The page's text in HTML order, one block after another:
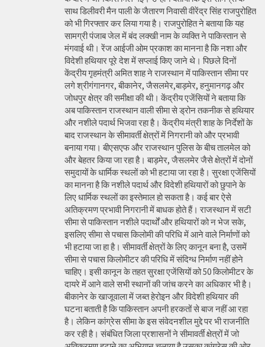
साथ डिलीवरी मैन पाली के जैतारण निवासी वीरेंद्र सिंह राजपुरोहित
को भी गिरफ्तार कर लिया गया है। राजपुरोहित ने बताया कि यह
सामग्री पंजाब जेल में बंद लक्खी नाम के व्यक्ति ने पाकिस्तान से
मंगवाई थी। रेंज आईजी ओम प्रकाश का मानना है कि नशा और
विदेशी हथियार पूरे देश में सप्लाई किए जाने थे। पिछले दिनों
केंद्रीय गृहमंत्री अमित शाह ने राजस्थान में पाकिस्तान सीमा पर
लगे श्रीगंगानगर, बीकानेर, जैसलमेर,बाड़मेर, हनुमानगढ़ और
जोधपुर क्षेत्र की समीक्षा की थी। केंद्रीय एजेंसियों ने बताया कि
अब पाकिस्तान राजस्थान वाली सीमा से ड्रोन तकनीक से हथियार
और नशीले पदार्थ भिजवा रहा है। केंद्रीय मंत्री शाह के निर्देशों के
बाद राजस्थान के सीमावर्ती क्षेत्रों में निगरानी को और प्रभावी
बनाया गया। बीएसएफ और राजस्थान पुलिस के बीच तालमेल को
और बेहतर किया जा रहा है। बाड़मेर, जैसलमेर जैसे क्षेत्रों में दोनों
समुदायों के धार्मिक स्थलों को भी हटाया जा रहा है। सुरक्षा एजेंसियों
का मानना है कि नशीले पदार्थ और विदेशी हथियारों को छुपाने के
लिए धार्मिक स्थलों का इस्तेमाल हो सकता है। कई बार ऐसे
अतिक्रमण प्रभावी निगरानी में बाधक होते हैं। राजस्थान में सटी
सीमा से पाकिस्तान नशीले पदार्थों और हथियारों को न भेज सके,
इसलिए सीमा से पचास किलोमी की परिधि में आने वाले निर्माणों को
भी हटाया जा हा है। सीमावर्ती क्षेत्रों के लिए कानून बना है, उसमें
सीमा से पचास किलोमीटर की परिधि में संदिग्ध निर्माण नहीं होने
चाहिए। इसी कानून के तहत सुरक्षा एजेंसियों को 50 किलोमीटर के
दायरे में आने वाले सभी स्थानों की जांच करने का अधिकार भी है।
बीकानेर के खाजूवाला में जब्त हेरोइन और विदेशी हथियार की
घटना बताती है कि पाकिस्तान अपनी हरकतों से बाज नहीं आ रहा
है। लेकिन कांग्रेस सीमा के इस संवेदनशील मुद्दे पर भी राजनीति
कर रही है। संबंधित जिला प्रशासनों ने सीमावर्ती क्षेत्रों में जो